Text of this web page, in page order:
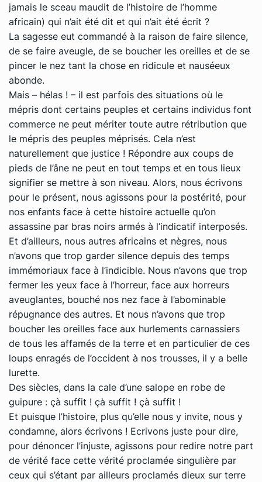
jamais le sceau maudit de l’histoire de l’homme
africain) qui n’ait été dit et qui n’ait été écrit ?
La sagesse eut commandé à la raison de faire silence,
de se faire aveugle, de se boucher les oreilles et de se
pincer le nez tant la chose en ridicule et nauséeux
abonde.
Mais – hélas ! – il est parfois des situations où le
mépris dont certains peuples et certains individus font
commerce ne peut mériter toute autre rétribution que
le mépris des peuples méprisés. Cela n’est
naturellement que justice ! Répondre aux coups de
pieds de l’âne ne peut en tout temps et en tous lieux
signifier se mettre à son niveau. Alors, nous écrivons
pour le présent, nous agissons pour la postérité, pour
nos enfants face à cette histoire actuelle qu’on
assassine par bras noirs armés à l’indicatif interposés.
Et d’ailleurs, nous autres africains et nègres, nous
n’avons que trop garder silence depuis des temps
immémoriaux face à l’indicible. Nous n’avons que trop
fermer les yeux face à l’horreur, face aux horreurs
aveuglantes, bouché nos nez face à l’abominable
répugnance des autres. Et nous n’avons que trop
boucher les oreilles face aux hurlements carnassiers
de tous les affamés de la terre et en particulier de ces
loups enragés de l’occident à nos trousses, il y a belle
lurette.
Des siècles, dans la cale d’une salope en robe de
guipure : çà suffit ! çà suffit ! çà suffit !
Et puisque l’histoire, plus qu’elle nous y invite, nous y
condamne, alors écrivons ! Ecrivons juste pour dire,
pour dénoncer l’injuste, agissons pour redire notre part
de vérité face cette vérité proclamée singulière par
ceux qui s’étant par ailleurs proclamés dieux sur terre